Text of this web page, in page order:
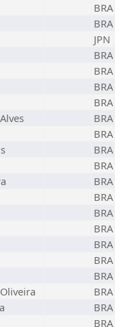
BRA
BRA
JPN
BRA
BRA
BRA
BRA
BRA
BRA
BRA
BRA
BRA
BRA
BRA
BRA
BRA
BRA
BRA
BRA
BRA
BRA